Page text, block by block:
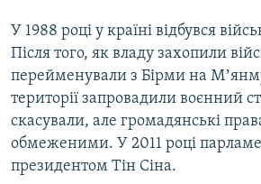
У 1988 році у країні відбувся
Після того, як владу захопили
перейменували з Бірми на
території запровадили воєнний
скасували, але громадянські
обмеженими. У 2011 році
президентом Тін Сіна.